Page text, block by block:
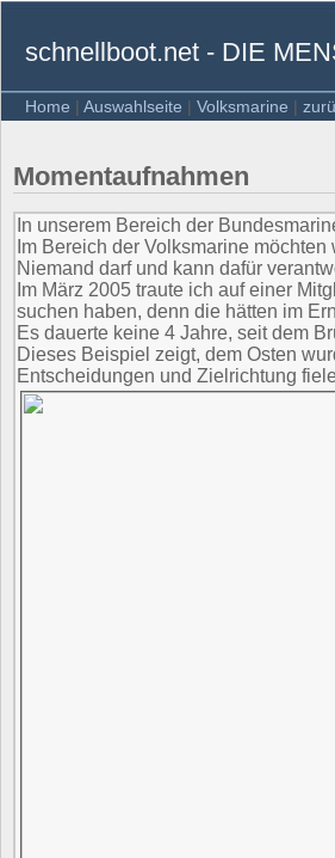
schnellboot.net - DIE
Home | Auswahlseite | Volksmarine |
Momentaufnahmen
In unserem Bereich der
Im Bereich der Volksmarine
Niemand darf und kann dafür
Im März 2005 traute ich auf einer
suchen haben, denn die hätten im
Es dauerte keine 4 Jahre, seit dem
Dieses Beispiel zeigt, dem Osten
Entscheidungen und Zielrichtung